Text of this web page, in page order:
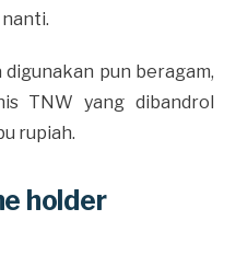
pun beragam,
TNW yang dibandrol
rupiah.
holder